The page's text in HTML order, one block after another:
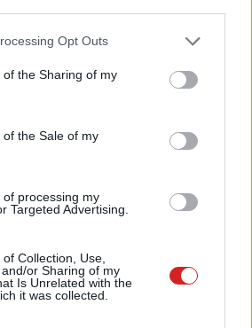
app uses one or more Google
or usage behaviour. You may click to
to Google and its third-party tags to
specified purposes in below Google
Opt Outs
the Sharing of my
the Sale of my
processing my
Targeted Advertising.
Collection, Use,
or Sharing of my
Is Unrelated with the
it was collected.
háttérvilágítási
lehet a jövő?
18. 20:20
az OLED kihívója